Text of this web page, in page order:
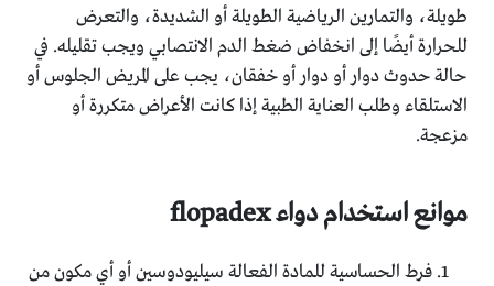
طويلة، والتمارين الرياضية الطويلة أو الشديدة، والتعرض
للحرارة أيضًا إلى انخفاض ضغط الدم الانتصابي ويجب تقليله. في
حالة حدوث دوار أو دوار أو خفقان، يجب على المريض الجلوس أو
الاستلقاء وطلب العناية الطبية إذا كانت الأعراض متكررة أو
مزعجة.
موانع استخدام دواء flopadex
فرط الحساسية للمادة الفعالة سيليودوسين أو أي مكون من